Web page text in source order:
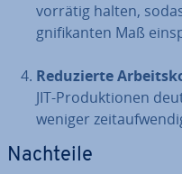
vorrätig halten,
gni­fi­kan­ten Maß
Re­du­zier­te
JIT-Pro­duk­tio­nen
weniger
Nachteile